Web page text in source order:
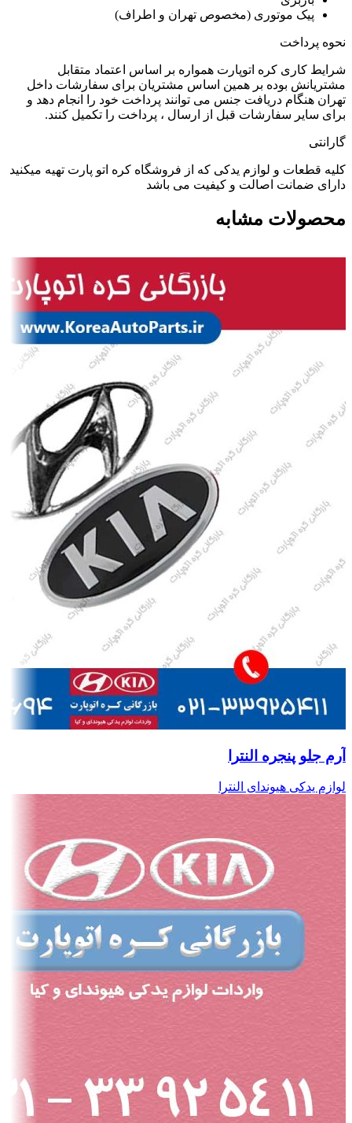
پیک موتوری (مخصوص تهران و اطراف)
نحوه پرداخت
شرایط کاری کره اتوپارت همواره بر اساس اعتماد متقابل
مشتریانش بوده بر همین اساس مشتریان برای سفارشات داخل
تهران هنگام دریافت جنس می توانند پرداخت خود را انجام دهد و
برای سایر سفارشات قبل از ارسال ، پرداخت را تکمیل کنند.
گارانتی
کلیه قطعات و لوازم یدکی که از فروشگاه کره اتو پارت تهیه میکنید
دارای ضمانت اصالت و کیفیت می باشد
محصولات مشابه
آرم جلو پنجره النترا
لوازم یدکی هیوندای النترا